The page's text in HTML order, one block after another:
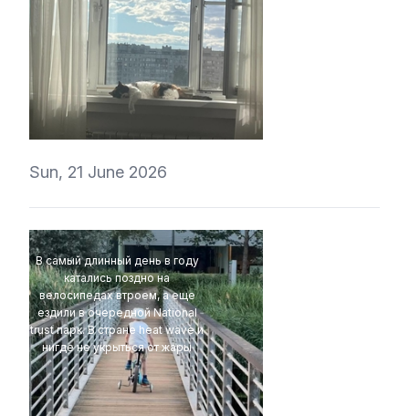
ValeryVino
Sun, 21 June 2026
В самый длинный день в году
катались поздно на
велосипедах втроем, а еще
ездили в очередной National
trust парк. В стране heat wave и
нигде не укрыться от жары